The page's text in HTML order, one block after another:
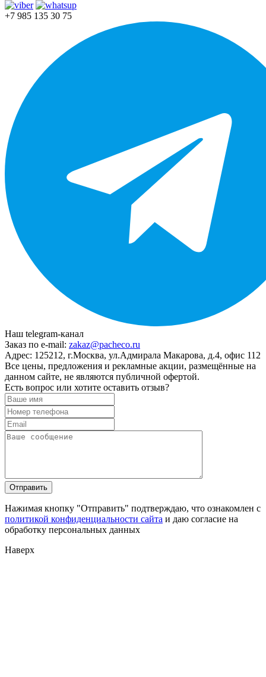
+7 985 135 30 75
Наш telegram-канал
Заказ по e-mail: zakaz@pacheco.ru
Адрес: 125212, г.Москва, ул.Адмирала Макарова, д.4, офис 112
Все цены, предложения и рекламные акции, размещённые на
данном сайте, не являются публичной офертой.
Есть вопрос или хотите оставить отзыв?
Нажимая кнопку "Отправить" подтверждаю, что ознакомлен с
политикой конфиденциальности сайта и даю согласие на
обработку персональных данных
Наверх